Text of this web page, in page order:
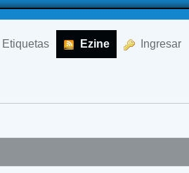
Etiquetas Ezine Ingresar